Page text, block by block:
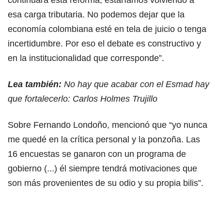
esa carga tributaria. No podemos dejar que la
economía colombiana esté en tela de juicio o tenga
incertidumbre. Por eso el debate es constructivo y
en la institucionalidad que corresponde”.
Lea también: No hay que acabar con el Esmad hay
que fortalecerlo: Carlos Holmes Trujillo
Sobre Fernando Londoño, mencionó que “yo nunca
me quedé en la crítica personal y la ponzoña. Las
16 encuestas se ganaron con un programa de
gobierno (...) él siempre tendrá motivaciones que
son más provenientes de su odio y su propia bilis”.